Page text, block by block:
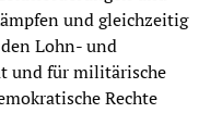
und gleichzeitig
Lohn- und
und für militärische
Rechte